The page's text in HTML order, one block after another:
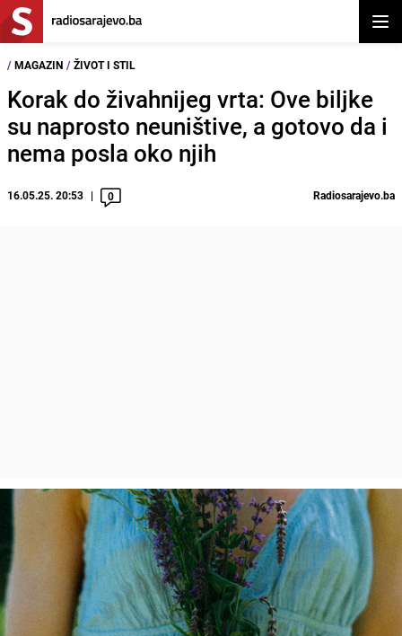
/ MAGAZIN / ŽIVOT I STIL
Korak do živahnijeg vrta: Ove biljke
su naprosto neuništive, a gotovo da i
nema posla oko njih
16.05.25. 20:53 0 Radiosarajevo.ba